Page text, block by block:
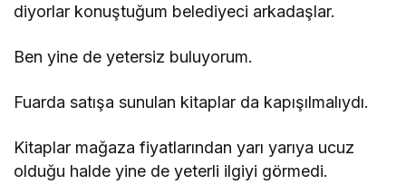
diyorlar konuştuğum belediyeci arkadaşlar.
Ben yine de yetersiz buluyorum.
Fuarda satışa sunulan kitaplar da kapışılmalıydı.
Kitaplar mağaza fiyatlarından yarı yarıya ucuz
olduğu halde yine de yeterli ilgiyi görmedi.